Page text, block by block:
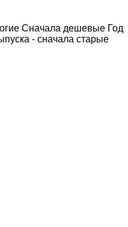
Сначала дешевые Год
- сначала старые